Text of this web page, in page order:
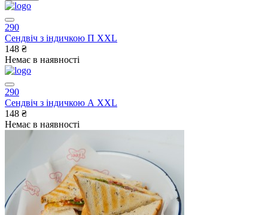
290
Сендвіч з індичкою П XXL
148 ₴
Немає в наявності
290
Сендвіч з індичкою А XXL
148 ₴
Немає в наявності